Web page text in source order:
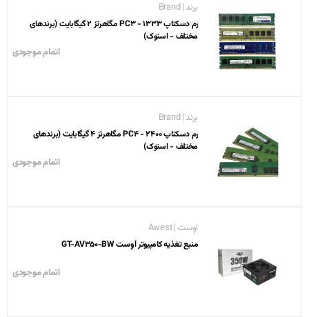
برند | Brand
رم دسکتاپ PC3 - 1333 مگاهرتز 2 گیگابایت (برندهای
مختلف - استوک)
اتمام موجودی
برند | Brand
رم دسکتاپ PC4 - 2400 مگاهرتز 4 گیگابایت (برندهای
مختلف - استوک)
اتمام موجودی
اوِست | Awest
منبع تغذیه کامپیوتر اَوِست GT-AV350-BW
اتمام موجودی